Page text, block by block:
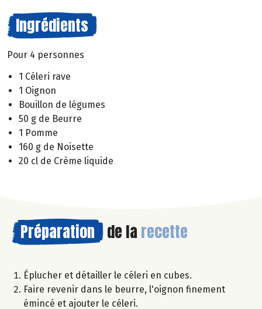
Ingrédients
Pour 4 personnes
1 Céleri rave
1 Oignon
Bouillon de légumes
50 g de Beurre
1 Pomme
160 g de Noisette
20 cl de Crème liquide
Préparation de la recette
Éplucher et détailler le céleri en cubes.
Faire revenir dans le beurre, l'oignon finement
émincé et ajouter le céleri.